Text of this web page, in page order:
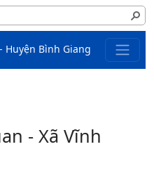
Huyện Bình Giang
- Xã Vĩnh